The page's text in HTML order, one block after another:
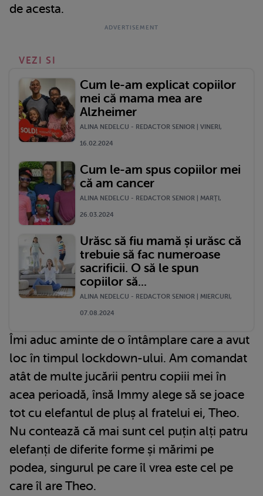
de acesta.
VEZI SI
Cum le-am explicat copiilor
mei că mama mea are
Alzheimer
ALINA NEDELCU - REDACTOR SENIOR | VINERI,
16.02.2024
Cum le-am spus copiilor mei
că am cancer
ALINA NEDELCU - REDACTOR SENIOR | MARŢI,
26.03.2024
Urăsc să fiu mamă și urăsc că
trebuie să fac numeroase
sacrificii. O să le spun
copiilor să...
ALINA NEDELCU - REDACTOR SENIOR | MIERCURI,
07.08.2024
Îmi aduc aminte de o întâmplare care a avut
loc în timpul lockdown-ului. Am comandat
atât de multe jucării pentru copiii mei în
acea perioadă, însă Immy alege să se joace
tot cu elefantul de pluș al fratelui ei, Theo.
Nu contează că mai sunt cel puțin alți patru
elefanți de diferite forme și mărimi pe
podea, singurul pe care îl vrea este cel pe
care îl are Theo.